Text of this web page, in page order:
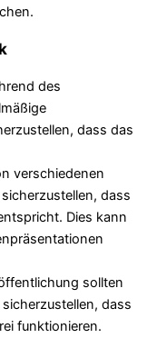
des
dass das
verschiedenen
dass
Dies kann
sollten
dass
funktionieren.